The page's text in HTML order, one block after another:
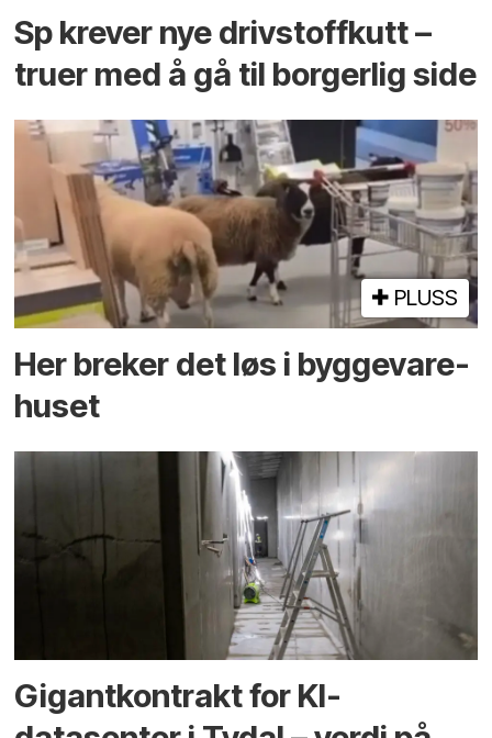
Sp krever nye drivstoffkutt –
truer med å gå til borgerlig side
PLUSS
Her breker det løs i bygge­vare­
huset
Gigantkontrakt for KI-